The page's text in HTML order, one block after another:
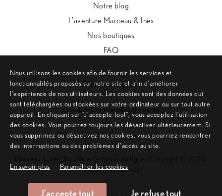
Notre blog
L’aventure Marceau & Inès
Nos boutiques
FAQ
Mentions légales
•
Conditions générales de vente
•
Charte des données personnelles
Tous droits réservés.
Nous utilisons les cookies afin de fournir les services et
fonctionnalités proposés sur notre site et afin d’améliorer
l’expérience de nos utilisateurs. Les cookies sont des données qui
sont téléchargées ou stockées sur votre ordinateur ou sur tout autre
appareil. En cliquant sur ”J’accepte tout”, vous acceptez l’utilisation
des cookies. Vous pourrez toujours les désactiver ultérieurement. Si
vous supprimez ou désactivez nos cookies, vous pourriez rencontrer
des interruptions ou des problèmes d’accès au site.
En savoir plus Paramétrer les cookies
J'accepte tout Je refuse tout